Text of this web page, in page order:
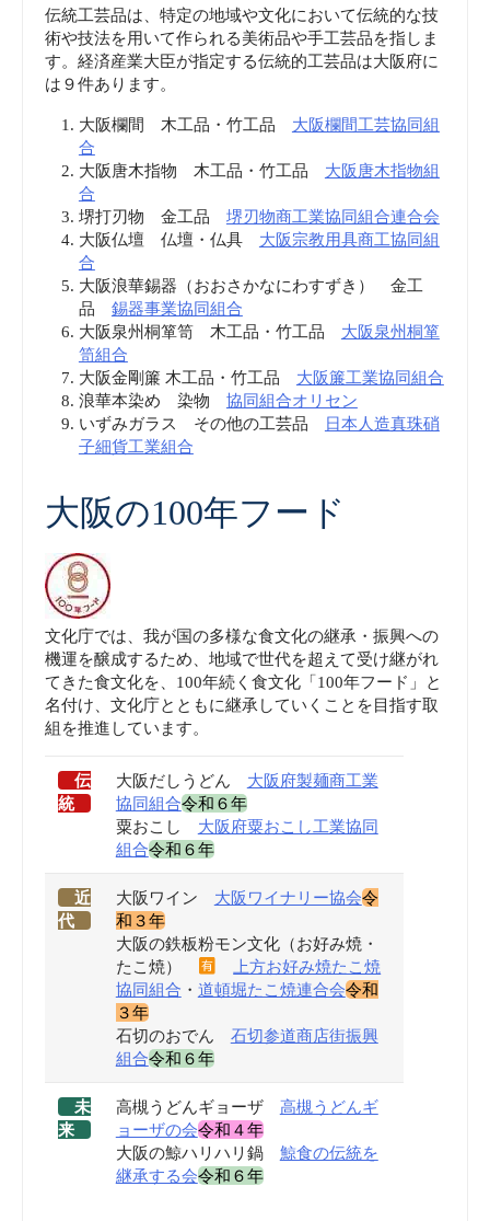
伝統工芸品は、特定の地域や文化において伝統的な技
術や技法を用いて作られる美術品や手工芸品を指しま
す。経済産業大臣が指定する伝統的工芸品は大阪府に
は９件あります。
大阪欄間 木工品・竹工品 大阪欄間工芸協同組
合
大阪唐木指物 木工品・竹工品 大阪唐木指物組
合
堺打刃物 金工品 堺刃物商工業協同組合連合会
大阪仏壇 仏壇・仏具 大阪宗教用具商工協同組
合
大阪浪華錫器（おおさかなにわすずき） 金工
品 錫器事業協同組合
大阪泉州桐箪笥 木工品・竹工品 大阪泉州桐箪
笥組合
大阪金剛簾 木工品・竹工品 大阪簾工業協同組合
浪華本染め 染物 協同組合オリセン
いずみガラス その他の工芸品
日本人造真珠硝
子細貨工業組合
大阪の100年フード
文化庁では、我が国の多様な食文化の継承・振興への
機運を醸成するため、地域で世代を超えて受け継がれ
てきた食文化を、100年続く食文化「100年フード」と
名付け、文化庁とともに継承していくことを目指す取
組を推進しています。
伝
統
大阪だしうどん 大阪府製麺商工業
協同組合令和６年
粟おこし 大阪府粟おこし工業協同
組合令和６年
近
代
大阪ワイン 大阪ワイナリー協会令
和３年
大阪の鉄板粉モン文化（お好み焼・
たこ焼）
上方お好み焼たこ焼
協同組合 ・ 道頓堀たこ焼連合会令和
３年
石切のおでん 石切参道商店街振興
組合令和６年
未
来
高槻うどんギョーザ 高槻うどんギ
ョーザの会令和４年
大阪の鯨ハリハリ鍋 鯨食の伝統を
継承する会令和６年